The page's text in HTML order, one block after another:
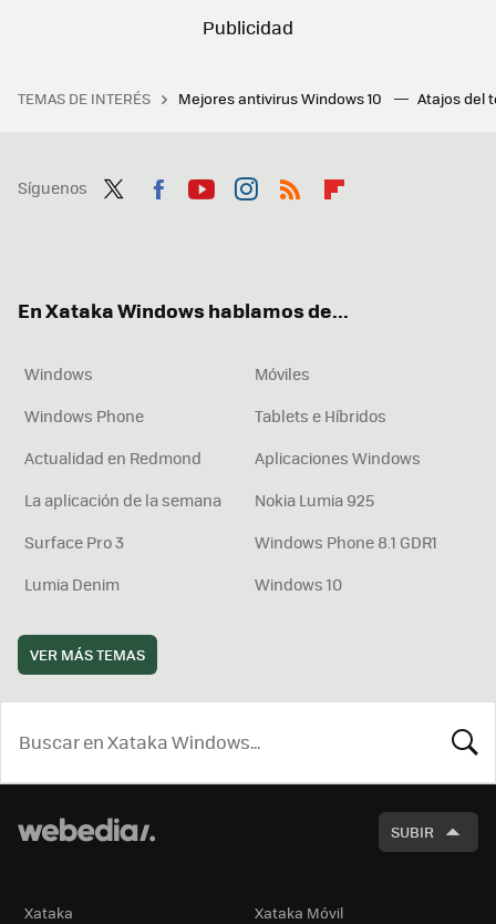
TEMAS DE INTERÉS Mejores antivirus Windows 10 Atajos del
Síguenos
En Xataka Windows hablamos de...
Windows
Móviles
Windows Phone
Tablets e Híbridos
Actualidad en Redmond
Aplicaciones Windows
La aplicación de la semana
Nokia Lumia 925
Surface Pro 3
Windows Phone 8.1 GDR1
Lumia Denim
Windows 10
VER MÁS TEMAS
SUBIR
Xataka Xataka Móvil